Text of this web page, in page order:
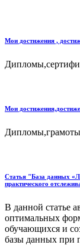
Мои достижения ,
Мои
Статья "База данных
практического
В данной статье
оптимальных
обучающихся и
базы данных при